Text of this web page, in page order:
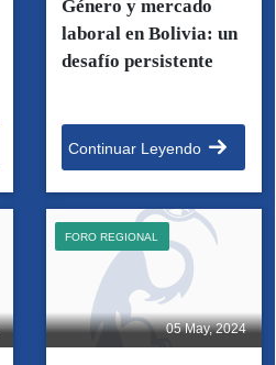
Género y mercado
laboral en Bolivia: un
desafío persistente
Continuar Leyendo
05 May, 2024
FORO REGIONAL